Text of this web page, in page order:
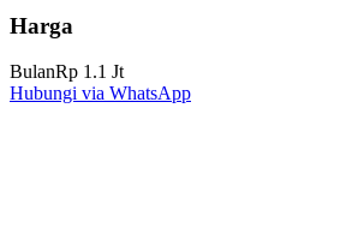
Harga
BulanRp 1.1 Jt
Hubungi via WhatsApp